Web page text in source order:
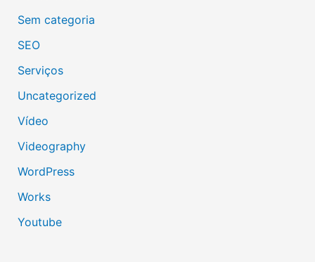
Sem categoria
SEO
Serviços
Uncategorized
Vídeo
Videography
WordPress
Works
Youtube